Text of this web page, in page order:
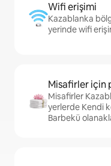
Wifi erişimi
Kazablanka
yerinde wifi
Misafirler için
Misafirler
yerlerde Kendi
Barbekü